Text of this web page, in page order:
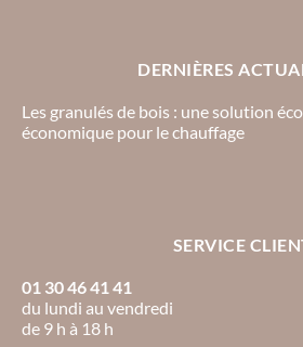
DERNIÈRES
Les granulés de bois : une solution
économique pour le chauffage
SERVICE
01 30 46 41 41
du lundi au vendredi
de 9 h à 18 h